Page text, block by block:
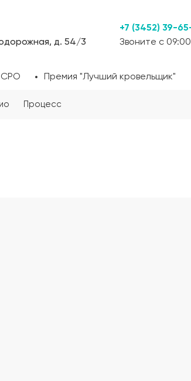
д. 54/3
+7 (3452) 39-
Звоните с
СРО Премия "Лучший кровельщик"
Процесс